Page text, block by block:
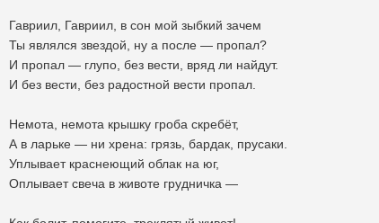
Гавриил, Гавриил, в сон мой зыбкий зачем
Ты являлся звездой, ну а после — пропал?
И пропал — глупо, без вести, вряд ли найдут.
И без вести, без радостной вести пропал.
Немота, немота крышку гроба скребëт,
А в ларьке — ни хрена: грязь, бардак, прусаки.
Уплывает краснеющий облак на юг,
Оплывает свеча в животе грудничка —